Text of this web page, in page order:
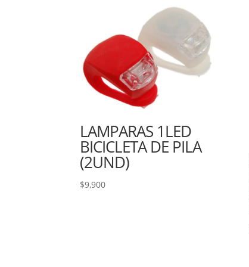
LAMPARAS 1LED
BICICLETA DE PILA
(2UND)
$9,900